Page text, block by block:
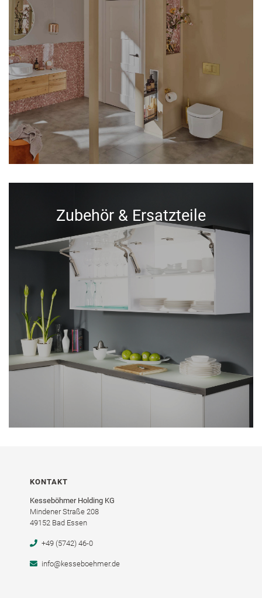
Zubehör & Ersatzteile
KONTAKT
Kesseböhmer Holding KG
Mindener Straße 208
49152 Bad Essen
+49 (5742) 46-0
info@kesseboehmer.de